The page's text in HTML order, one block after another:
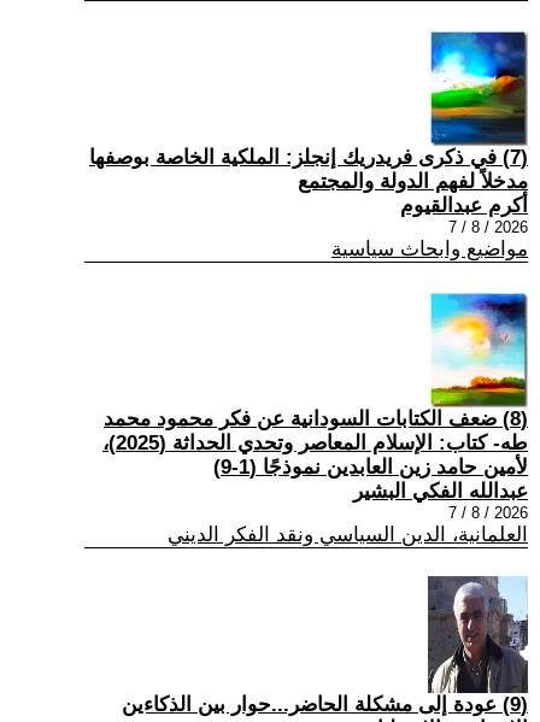
(7) في ذكرى فريدريك إنجلز: الملكية الخاصة بوصفها
مدخلاً لفهم الدولة والمجتمع
أكرم عبدالقيوم
2026 / 8 / 7
مواضيع وابحاث سياسية
(8) ضعف الكتابات السودانية عن فكر محمود محمد
طه- كتاب: الإسلام المعاصر وتحدي الحداثة (2025)،
لأمين حامد زين العابدين نموذجًا (1-9)
عبدالله الفكي البشير
2026 / 8 / 7
العلمانية، الدين السياسي ونقد الفكر الديني
(9) عودة إلى مشكلة الحاضر...حوار بين الذكاءين